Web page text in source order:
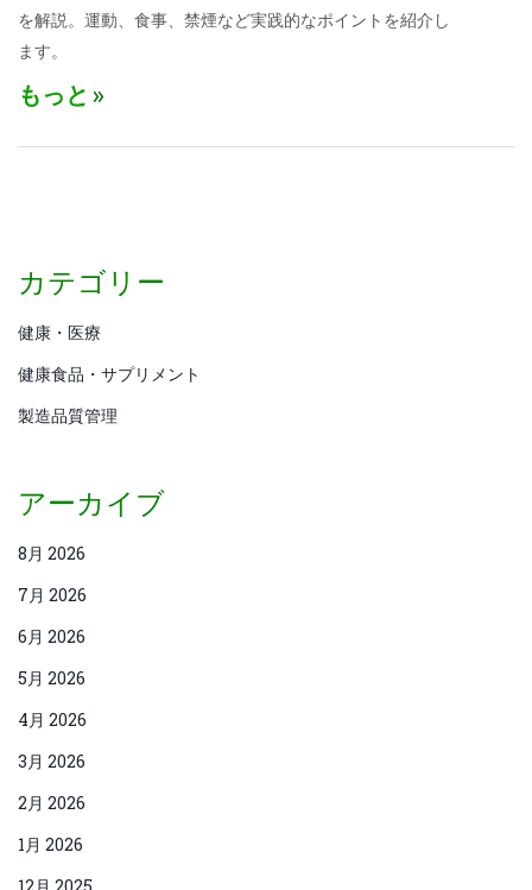
を解説。運動、食事、禁煙など実践的なポイントを紹介し
ます。
もっと
カテゴリー
健康・医療
健康食品・サプリメント
製造品質管理
アーカイブ
8月 2026
7月 2026
6月 2026
5月 2026
4月 2026
3月 2026
2月 2026
1月 2026